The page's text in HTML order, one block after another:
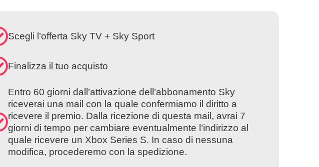
Scegli l’offerta Sky TV + Sky Sport
Finalizza il tuo acquisto
Entro 60 giorni dall’attivazione dell’abbonamento Sky
riceverai una mail con la quale confermiamo il diritto a
ricevere il premio. Dalla ricezione di questa mail, avrai 7
giorni di tempo per cambiare eventualmente l’indirizzo al
quale ricevere un Xbox Series S. In caso di nessuna
modifica, procederemo con la spedizione.